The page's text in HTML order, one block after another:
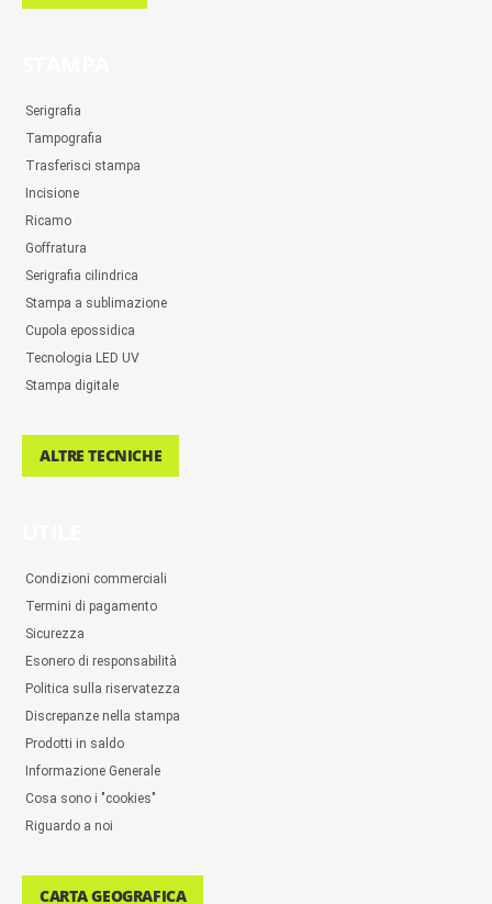
Serigrafia
Tampografia
Trasferisci stampa
Incisione
Ricamo
Goffratura
Serigrafia cilindrica
Stampa a sublimazione
Cupola epossidica
Tecnologia LED UV
Stampa digitale
ALTRE TECNICHE
Condizioni commerciali
Termini di pagamento
Sicurezza
Esonero di responsabilità
Politica sulla riservatezza
Discrepanze nella stampa
Prodotti in saldo
Informazione Generale
Cosa sono i "cookies"
Riguardo a noi
CARTA GEOGRAFICA